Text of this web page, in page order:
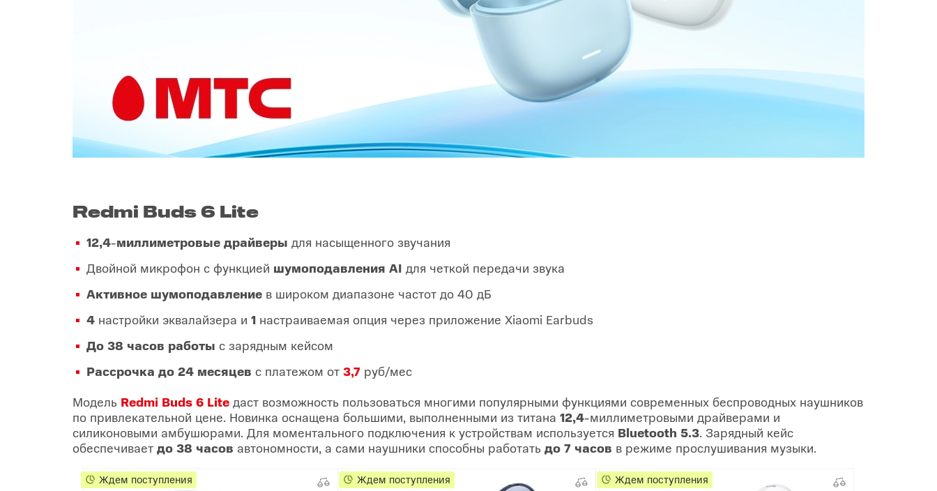
Redmi Buds 6 Lite
12,4-миллиметровые драйверы для насыщенного звучания
Двойной микрофон с функцией шумоподавления AI для четкой передачи звука
Активное шумоподавление в широком диапазоне частот до 40 дБ
4 настройки эквалайзера и 1 настраиваемая опция через приложение Xiaomi Earbuds
До 38 часов работы с зарядным кейсом
Рассрочка до 24 месяцев с платежом от 3,7 руб/мес
Модель Redmi Buds 6 Lite даст возможность пользоваться многими популярными функциями современных беспроводных наушников
по привлекательной цене. Новинка оснащена большими, выполненными из титана 12,4-миллиметровыми драйверами и
силиконовыми амбушюрами. Для моментального подключения к устройствам используется Bluetooth 5.3. Зарядный кейс
обеспечивает до 38 часов автономности, а сами наушники способны работать до 7 часов в режиме прослушивания музыки.
Ждем поступления Ждем поступления Ждем поступления